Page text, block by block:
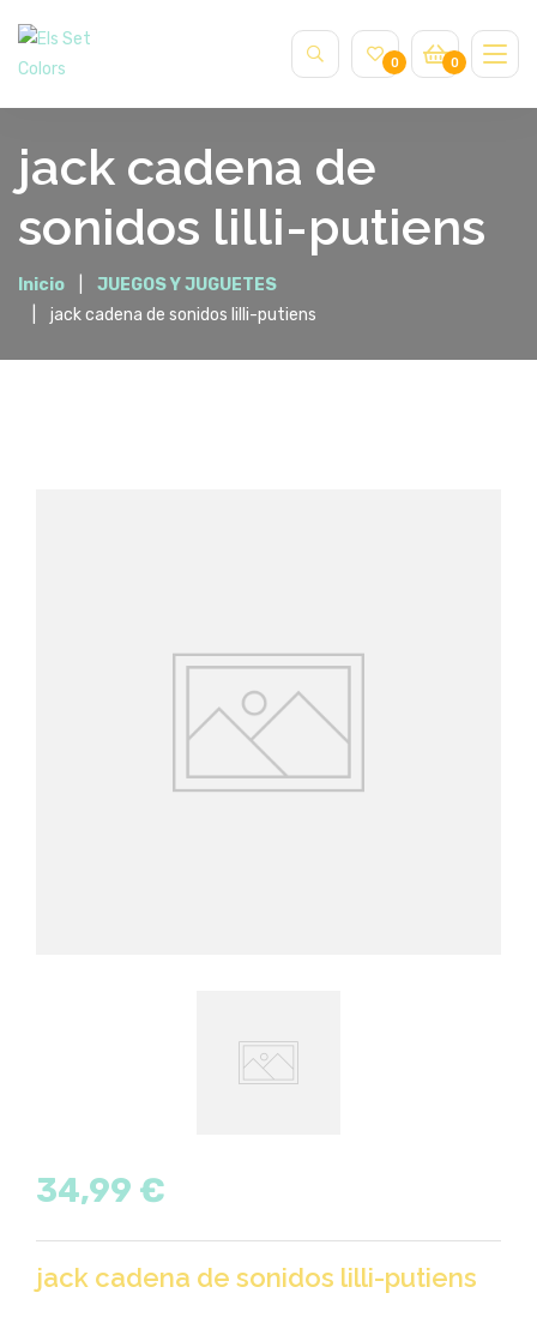
0 0
jack cadena de
sonidos lilli-putiens
Inicio
JUEGOS Y JUGUETES
jack cadena de sonidos lilli-putiens
34,99 €
jack cadena de sonidos lilli-putiens